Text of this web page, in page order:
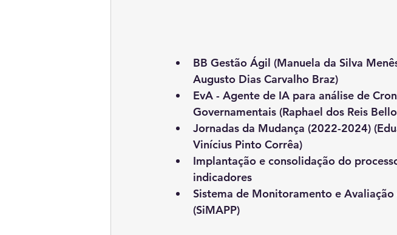
BB Gestão Ágil (Manuela da Silva
Augusto Dias Carvalho Braz)
EvA - Agente de IA para análise de
Governamentais (Raphael dos Reis
Jornadas da Mudança (2022-2024)
Vinícius Pinto Corrêa)
Implantação e consolidação do
indicadores
Sistema de Monitoramento e
(SiMAPP)